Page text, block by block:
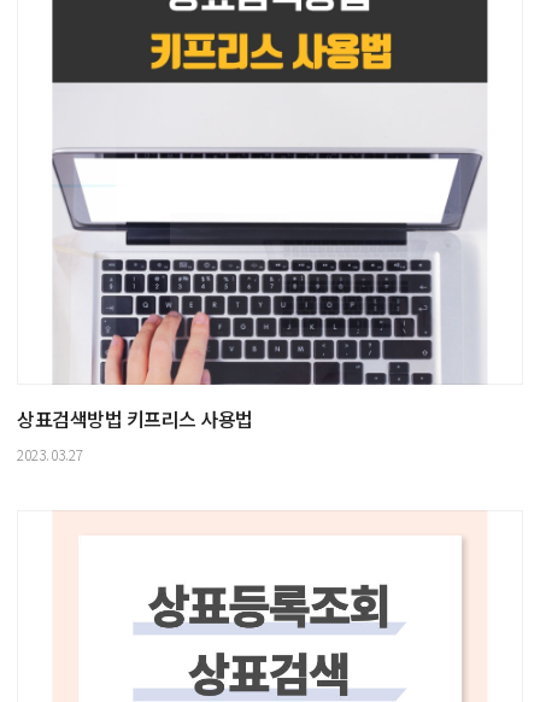
상표검색방법 키프리스 사용법
2023.03.27